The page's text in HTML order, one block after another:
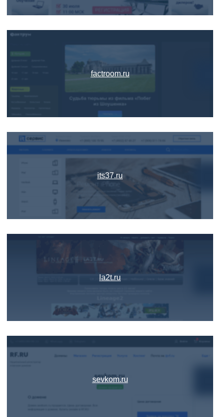
factroom.ru
its37.ru
la2t.ru
sevkom.ru